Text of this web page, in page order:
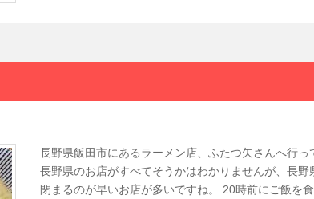
長野県飯田市にあるラーメン店、ふたつ矢さんへ行
長野県のお店がすべてそうかはわかりませんが、長野
閉まるのが早いお店が多いですね。 20時前にご飯を